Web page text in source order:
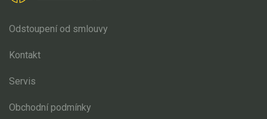
Odstoupení od smlouvy
Kontakt
Servis
Obchodní podmínky